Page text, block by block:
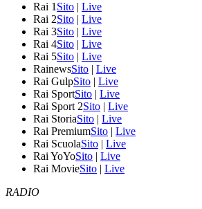
Rai 1 Sito | Live
Rai 2Sito | Live
Rai 3Sito | Live
Rai 4Sito | Live
Rai 5Sito | Live
RainewsSito | Live
Rai GulpSito | Live
Rai SportSito | Live
Rai Sport 2Sito | Live
Rai StoriaSito | Live
Rai PremiumSito | Live
Rai ScuolaSito | Live
Rai YoYoSito | Live
Rai MovieSito | Live
RADIO